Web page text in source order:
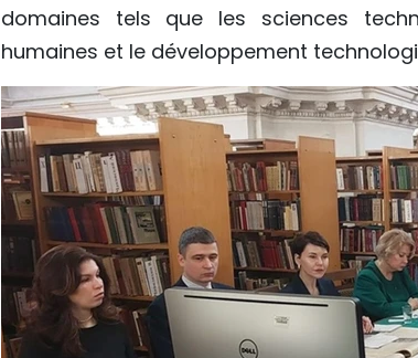
domaines tels que les sciences
humaines et le développement